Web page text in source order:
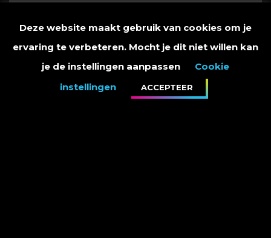
Wij zijn super trots en feliciteren Marco met deze
Deze website maakt gebruik van cookies om je
ervaring te verbeteren. Mocht je dit niet willen kan
je de instellingen aanpassen
Cookie
instellingen
ACCEPTEER